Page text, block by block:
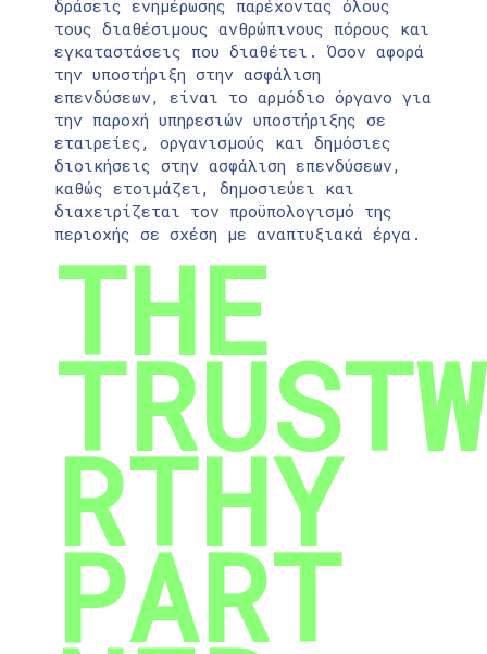
δράσεις ενημέρωσης παρέχοντας όλους
τους διαθέσιμους ανθρώπινους πόρους και
εγκαταστάσεις που διαθέτει. Όσον αφορά
την υποστήριξη στην ασφάλιση
επενδύσεων, είναι το αρμόδιο όργανο για
την παροχή υπηρεσιών υποστήριξης σε
εταιρείες, οργανισμούς και δημόσιες
διοικήσεις στην ασφάλιση επενδύσεων,
καθώς ετοιμάζει, δημοσιεύει και
διαχειρίζεται τον προϋπολογισμό της
περιοχής σε σχέση με αναπτυξιακά έργα.
THE
RTHY
PART